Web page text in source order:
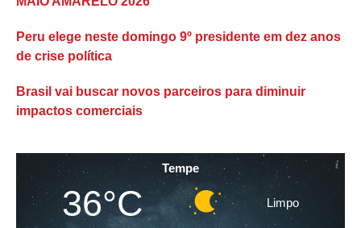
Peru elege neste domingo 9º presidente em dez anos
de crise política
Brasil vai buscar novos parceiros para diminuir
impactos comerciais
Tempe
36°C Limpo